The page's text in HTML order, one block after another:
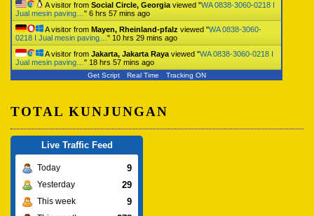
A visitor from Social Circle, Georgia viewed "WA 0838-3060-0218 I
Jual mesin paving… " 6 hrs 57 mins ago
A visitor from Mayen, Rheinland-pfalz viewed "WA 0838-3060-
0218 I Jual mesin paving… " 10 hrs 29 mins ago
A visitor from Jakarta, Jakarta Raya viewed "WA 0838-3060-0218 I
Jual mesin paving… " 18 hrs 57 mins ago
Get Script Real Time Tracking ON
TOTAL KUNJUNGAN
Live Traffic Feed
Today 9
Yesterday 29
This week 9